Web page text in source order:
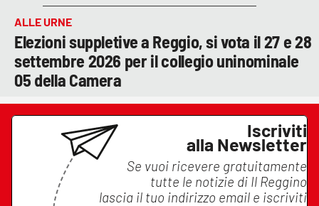
ALLE URNE
Elezioni suppletive a Reggio, si vota il 27 e 28
settembre 2026 per il collegio uninominale
05 della Camera
Iscriviti
alla Newsletter
Se vuoi ricevere gratuitamente
tutte le notizie di Il Reggino
lascia il tuo indirizzo email e iscriviti